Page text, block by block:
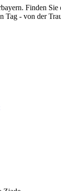
Finden Sie
Tag - von der